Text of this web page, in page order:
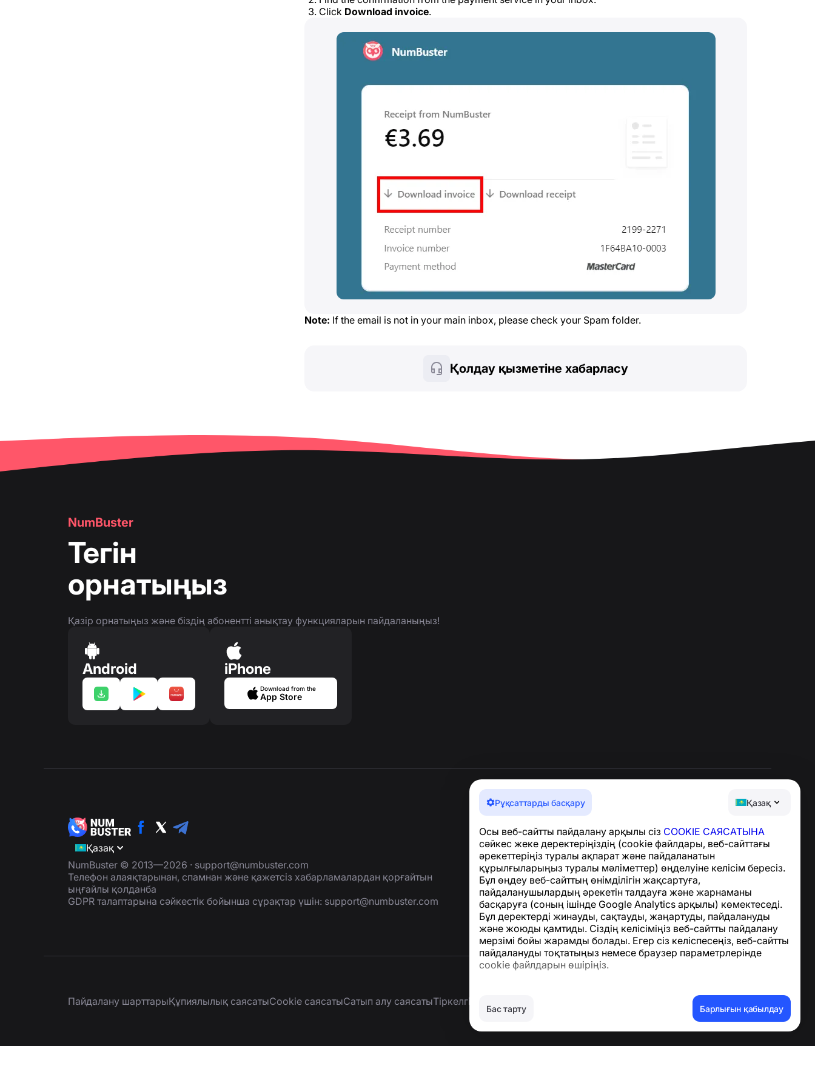
Рұқсаттарды басқару Қазақ
Осы веб-сайтты пайдалану арқылы сіз COOKIE САЯСАТЫНА
сәйкес жеке деректеріңіздің (cookie файлдары, веб-сайттағы
әрекеттеріңіз туралы ақпарат және пайдаланатын
құрылғыларыңыз туралы мәліметтер) өңделуіне келісім бересіз.
Бұл өңдеу веб-сайттың өнімділігін жақсартуға,
пайдаланушылардың әрекетін талдауға және жарнаманы
басқаруға (соның ішінде Google Analytics арқылы) көмектеседі.
Бұл деректерді жинауды, сақтауды, жаңартуды, пайдалануды
және жоюды қамтиды. Сіздің келісіміңіз веб-сайтты пайдалану
мерзімі бойы жарамды болады. Егер сіз келіспесеңіз, веб-сайтты
пайдалануды тоқтатыңыз немесе браузер параметрлерінде
cookie файлдарын өшіріңіз.
Бас тарту Барлығын қабылдау
Click Download invoice.
Note: If the email is not in your main inbox, please check your Spam folder.
Қолдау қызметіне хабарласу
NumBuster
Тегін
орнатыңыз
Қазір орнатыңыз және біздің абонентті анықтау функцияларын пайдаланыңыз!
Android iPhone
Download from the
App Store
Қазақ
NumBuster © 2013—2026 · support@numbuster.com
Телефон алаяқтарынан, спамнан және қажетсіз хабарламалардан қорғайтын
ыңғайлы қолданба
GDPR талаптарына сәйкестік бойынша сұрақтар үшін: support@numbuster.com
Жаңалықтар мен
мақалалар
Жоба туралы
Байланыс
Пайдалану шарттарыҚұпиялылық саясатыCookie саясатыСатып алу саясатыТіркелгіні және жеке деректерді жою